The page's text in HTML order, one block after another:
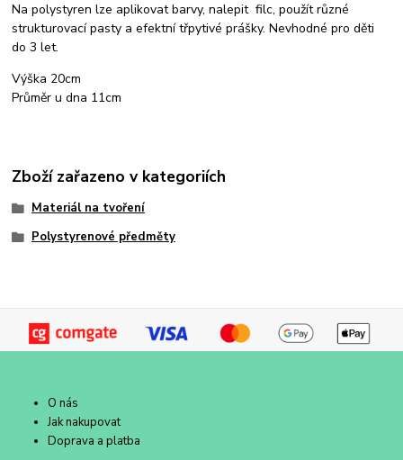
Na polystyren lze aplikovat barvy, nalepit filc, použít různé
strukturovací pasty a efektní třpytivé prášky. Nevhodné pro děti
do 3 let.
Výška 20cm
Průměr u dna 11cm
Zboží zařazeno v kategoriích
Materiál na tvoření
Polystyrenové předměty
O nás
Jak nakupovat
Doprava a platba